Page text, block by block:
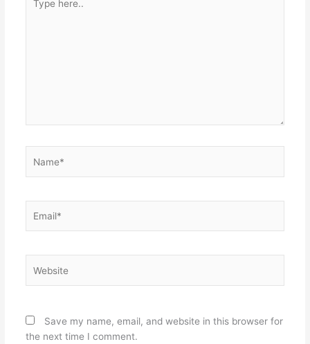
here..
Save my name, email, and website in this browser for
the next time I comment.